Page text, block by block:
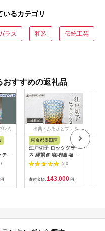
いるカテゴリ
ラス 和装 伝統工芸
おすすめの返礼品
レミ
アム
リ
明
烏
わ
玄
円
出典：ふるさとプレミ
アム
東京都墨田区
江戸切子 ロックグラ
ス 縁繋ぎ 琥珀纏 瑠璃
玻璃匠山田硝子 切子
グラス 工芸品 伝統工
芸 酒器 民芸品 クリス
タルガラス 【 墨田
区 】
5.0
寄付金額: 143,000 円